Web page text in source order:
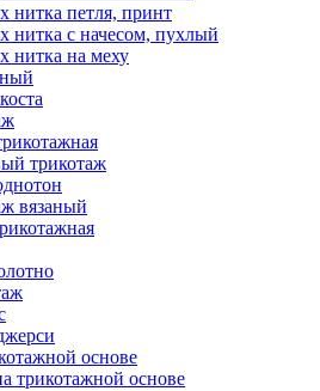
нитка петля, принт
нитка с начесом, пухлый
нитка на меху
трикотаж
вязаный
основе
трикотажной основе